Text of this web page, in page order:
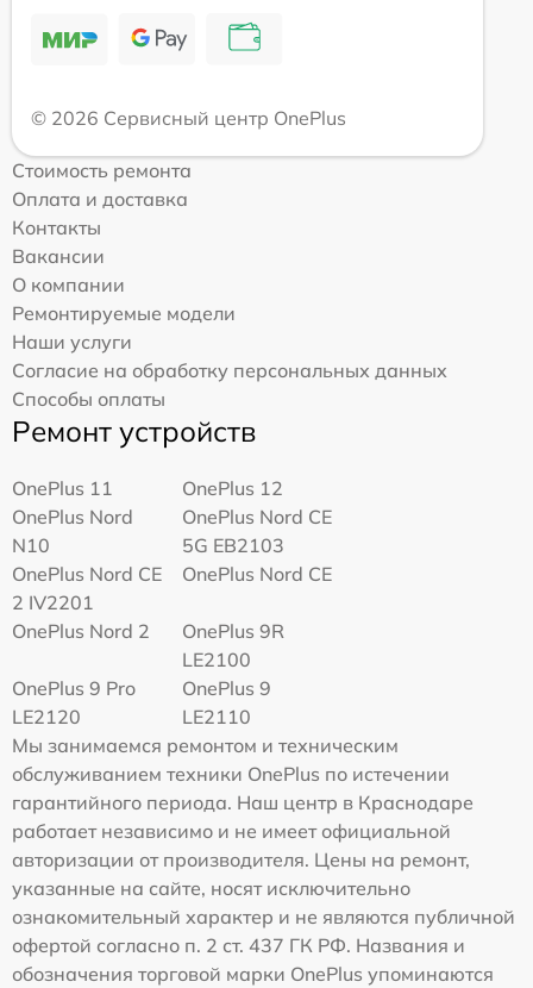
© 2026 Сервисный центр OnePlus
Стоимость ремонта
Оплата и доставка
Контакты
Вакансии
О компании
Ремонтируемые модели
Наши услуги
Согласие на обработку персональных данных
Способы оплаты
Ремонт устройств
OnePlus 11
OnePlus 12
OnePlus Nord
N10
OnePlus Nord CE
5G EB2103
OnePlus Nord CE
2 IV2201
OnePlus Nord CE
OnePlus Nord 2
OnePlus 9R
LE2100
OnePlus 9 Pro
LE2120
OnePlus 9
LE2110
Мы занимаемся ремонтом и техническим
обслуживанием техники OnePlus по истечении
гарантийного периода. Наш центр в Краснодаре
работает независимо и не имеет официальной
авторизации от производителя. Цены на ремонт,
указанные на сайте, носят исключительно
ознакомительный характер и не являются публичной
офертой согласно п. 2 ст. 437 ГК РФ. Названия и
обозначения торговой марки OnePlus упоминаются